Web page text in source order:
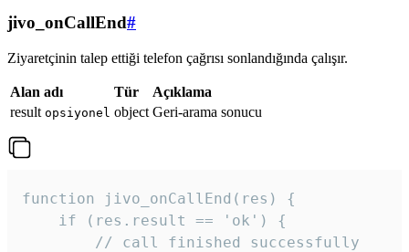
jivo_onCallEnd#
Ziyaretçinin talep ettiği telefon çağrısı sonlandığında çalışır.
Alan adı Tür
Açıklama
result opsiyonel object Geri-arama sonucu
function jivo_onCallEnd(res) {
    if (res.result == 'ok') {
        // call finished successfully